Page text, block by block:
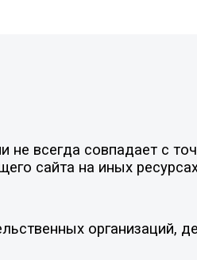
всегда совпадает с
сайта на иных
организаций,